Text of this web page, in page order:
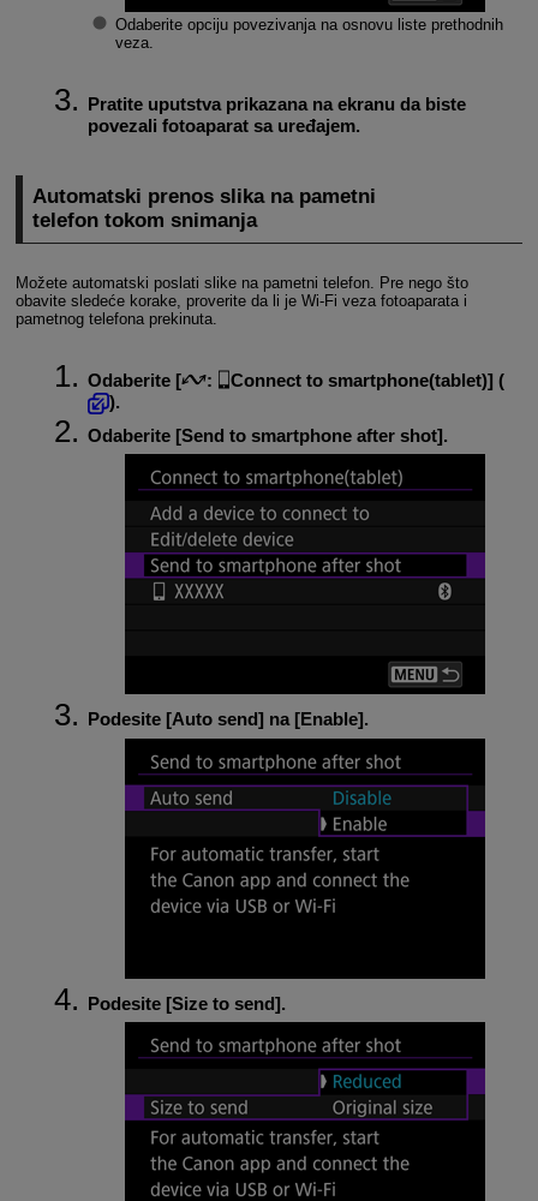
Odaberite opciju povezivanja na osnovu liste prethodnih
veza.
Pratite uputstva prikazana na ekranu da biste
povezali fotoaparat sa uređajem.
Automatski prenos slika na pametni
telefon tokom snimanja
Možete automatski poslati slike na pametni telefon. Pre nego što
obavite sledeće korake, proverite da li je Wi-Fi veza fotoaparata i
pametnog telefona prekinuta.
Odaberite [ : Connect to smartphone(tablet)] (
).
Odaberite [Send to smartphone after shot].
Podesite [Auto send] na [Enable].
Podesite [Size to send].